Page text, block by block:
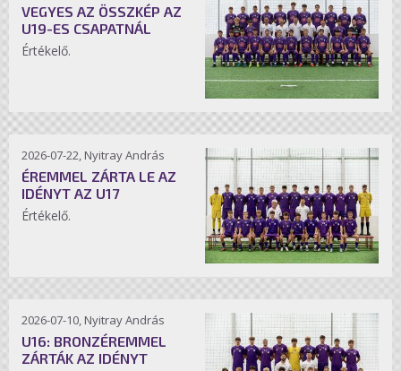
VEGYES AZ ÖSSZKÉP AZ
U19-ES CSAPATNÁL
Értékelő.
2026-07-22, Nyitray András
ÉREMMEL ZÁRTA LE AZ
IDÉNYT AZ U17
Értékelő.
2026-07-10, Nyitray András
U16: BRONZÉREMMEL
ZÁRTÁK AZ IDÉNYT